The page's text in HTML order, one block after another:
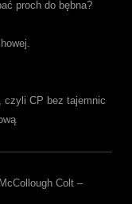
proch do bębna?
czyli CP bez tajemnic
Colt –